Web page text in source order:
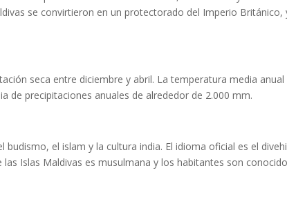
se convirtieron en un protectorado del Imperio Británico,
seca entre diciembre y abril. La temperatura media anual
de precipitaciones anuales de alrededor de 2.000 mm.
el islam y la cultura india. El idioma oficial es el
Islas Maldivas es musulmana y los habitantes son